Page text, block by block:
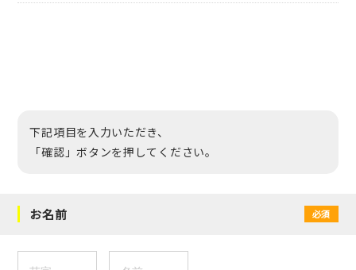
下記項目を入力いただき、
「確認」ボタンを押してください。
お名前 必須